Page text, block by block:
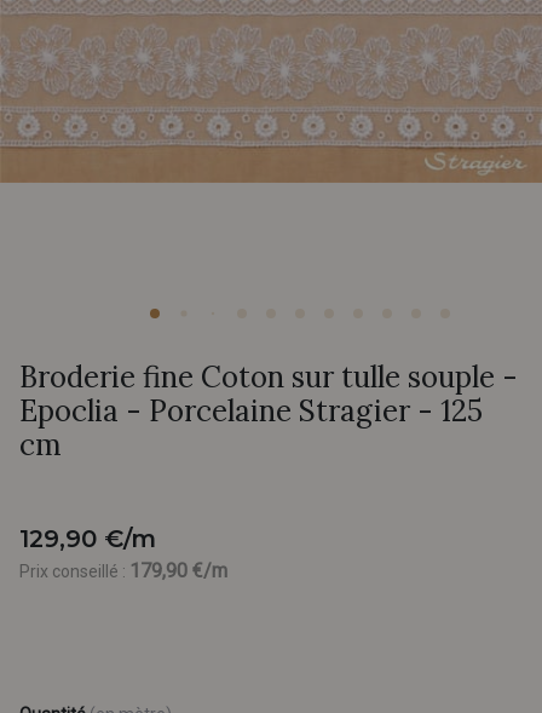
Broderie fine Coton sur tulle souple -
Epoclia - Porcelaine Stragier - 125
cm
129,90 €/m
Prix conseillé : 179,90 €/m